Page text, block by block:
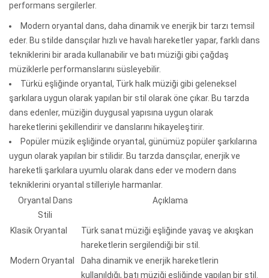
performans sergilerler.
Modern oryantal dans, daha dinamik ve enerjik bir tarzı temsil
eder. Bu stilde dansçılar hızlı ve havalı hareketler yapar, farklı dans
tekniklerini bir arada kullanabilir ve batı müziği gibi çağdaş
müziklerle performanslarını süsleyebilir.
Türkü eşliğinde oryantal, Türk halk müziği gibi geleneksel
şarkılara uygun olarak yapılan bir stil olarak öne çıkar. Bu tarzda
dans edenler, müziğin duygusal yapısına uygun olarak
hareketlerini şekillendirir ve danslarını hikayeleştirir.
Popüler müzik eşliğinde oryantal, günümüz popüler şarkılarına
uygun olarak yapılan bir stilidir. Bu tarzda dansçılar, enerjik ve
hareketli şarkılara uyumlu olarak dans eder ve modern dans
tekniklerini oryantal stilleriyle harmanlar.
Oryantal Dans
Stili
Açıklama
Klasik Oryantal
Türk sanat müziği eşliğinde yavaş ve akışkan
hareketlerin sergilendiği bir stil.
Modern Oryantal
Daha dinamik ve enerjik hareketlerin
kullanıldığı, batı müziği eşliğinde yapılan bir stil.